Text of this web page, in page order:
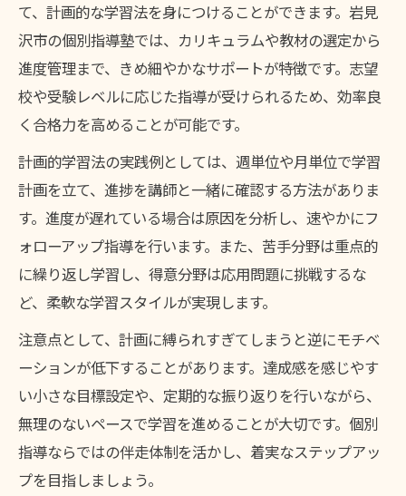
て、計画的な学習法を身につけることができます。岩見
沢市の個別指導塾では、カリキュラムや教材の選定から
進度管理まで、きめ細やかなサポートが特徴です。志望
校や受験レベルに応じた指導が受けられるため、効率良
く合格力を高めることが可能です。
計画的学習法の実践例としては、週単位や月単位で学習
計画を立て、進捗を講師と一緒に確認する方法がありま
す。進度が遅れている場合は原因を分析し、速やかにフ
ォローアップ指導を行います。また、苦手分野は重点的
に繰り返し学習し、得意分野は応用問題に挑戦するな
ど、柔軟な学習スタイルが実現します。
注意点として、計画に縛られすぎてしまうと逆にモチベ
ーションが低下することがあります。達成感を感じやす
い小さな目標設定や、定期的な振り返りを行いながら、
無理のないペースで学習を進めることが大切です。個別
指導ならではの伴走体制を活かし、着実なステップアッ
プを目指しましょう。